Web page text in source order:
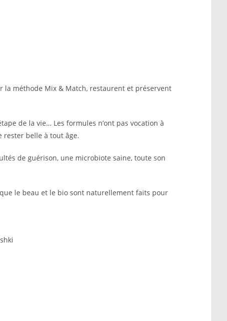
la méthode Mix & Match, restaurent et préservent
de la vie… Les formules n’ont pas vocation à
rester belle à tout âge.
de guérison, une microbiote saine, toute son
le beau et le bio sont naturellement faits pour